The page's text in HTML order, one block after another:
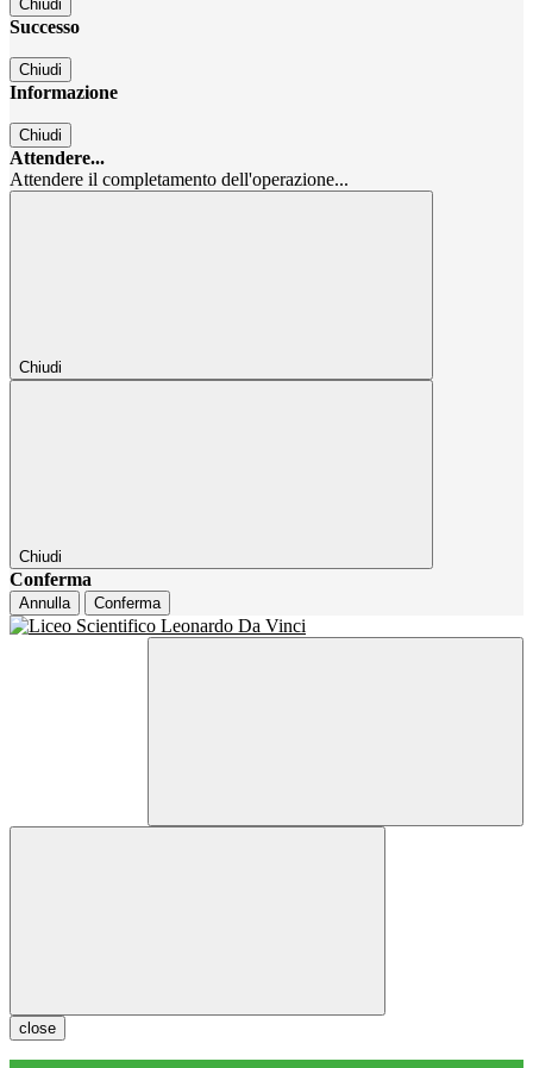
Chiudi
Successo
Chiudi
Informazione
Chiudi
Attendere...
Attendere il completamento dell'operazione...
Chiudi
Chiudi
Conferma
Annulla Conferma
close